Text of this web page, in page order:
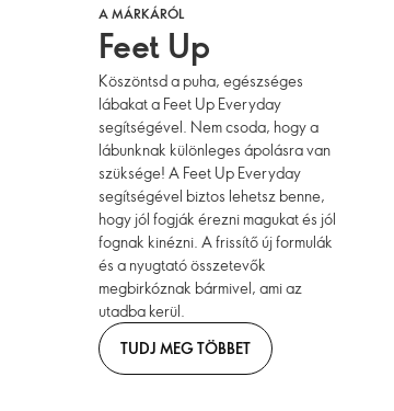
A MÁRKÁRÓL
Feet Up
Köszöntsd a puha, egészséges
lábakat a Feet Up Everyday
segítségével. Nem csoda, hogy a
lábunknak különleges ápolásra van
szüksége! A Feet Up Everyday
segítségével biztos lehetsz benne,
hogy jól fogják érezni magukat és jól
fognak kinézni. A frissítő új formulák
és a nyugtató összetevők
megbirkóznak bármivel, ami az
utadba kerül.
TUDJ MEG TÖBBET